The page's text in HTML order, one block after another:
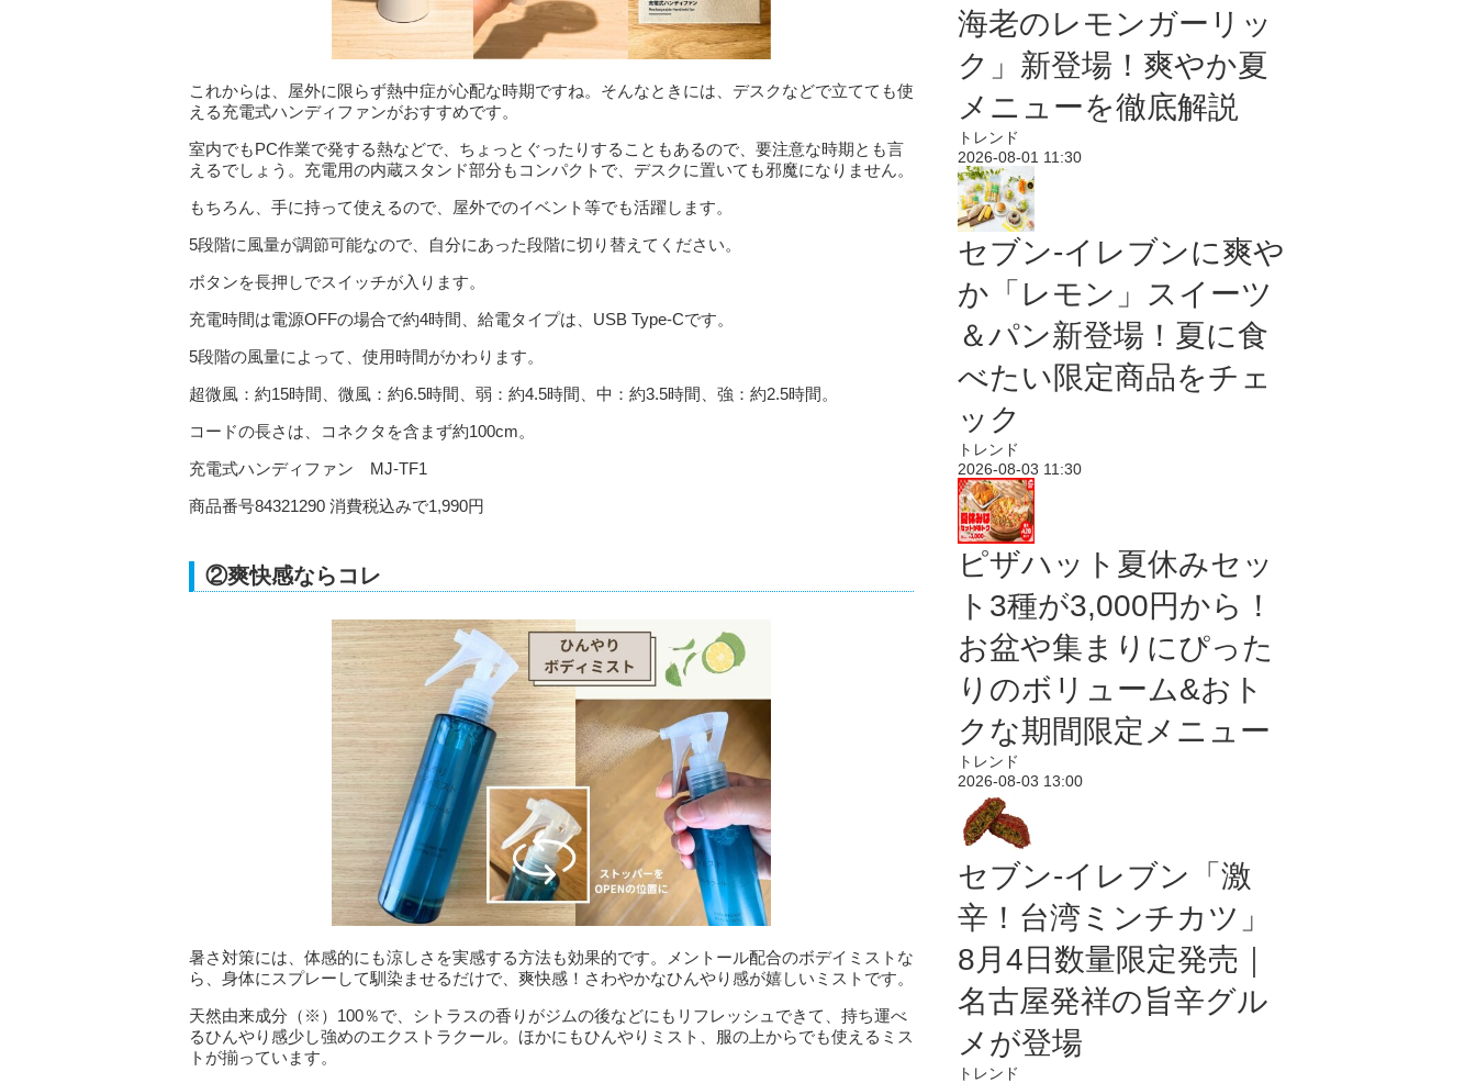
これからは、屋外に限らず熱中症が心配な時期ですね。そんなときには、デスクなどで立てても使
える充電式ハンディファンがおすすめです。
室内でもPC作業で発する熱などで、ちょっとぐったりすることもあるので、要注意な時期とも言
えるでしょう。充電用の内蔵スタンド部分もコンパクトで、デスクに置いても邪魔になりません。
もちろん、手に持って使えるので、屋外でのイベント等でも活躍します。
5段階に風量が調節可能なので、自分にあった段階に切り替えてください。
ボタンを長押しでスイッチが入ります。
充電時間は電源OFFの場合で約4時間、給電タイプは、USB Type-Cです。
5段階の風量によって、使用時間がかわります。
超微風：約15時間、微風：約6.5時間、弱：約4.5時間、中：約3.5時間、強：約2.5時間。
コードの長さは、コネクタを含まず約100cm。
充電式ハンディファン MJ-TF1
商品番号84321290 消費税込みで1,990円
②爽快感ならコレ
暑さ対策には、体感的にも涼しさを実感する方法も効果的です。メントール配合のボデイミストな
ら、身体にスプレーして馴染ませるだけで、爽快感！さわやかなひんやり感が嬉しいミストです。
天然由来成分（※）100％で、シトラスの香りがジムの後などにもリフレッシュできて、持ち運べ
るひんやり感少し強めのエクストラクール。ほかにもひんやりミスト、服の上からでも使えるミス
トが揃っています。
海老のレモンガーリッ
ク」新登場！爽やか夏
メニューを徹底解説
トレンド
2026-08-01 11:30
セブン‐イレブンに爽や
か「レモン」スイーツ
＆パン新登場！夏に食
べたい限定商品をチェ
ック
トレンド
2026-08-03 11:30
ピザハット夏休みセッ
ト3種が3,000円から！
お盆や集まりにぴった
りのボリューム&おト
クな期間限定メニュー
トレンド
2026-08-03 13:00
セブン-イレブン「激
辛！台湾ミンチカツ」
8月4日数量限定発売｜
名古屋発祥の旨辛グル
メが登場
トレンド